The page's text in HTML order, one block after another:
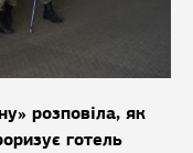
розповіла, як
готель